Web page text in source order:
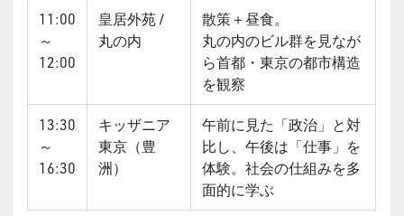
11:00
～
12:00
皇居外苑 /
丸の内
散策＋昼食。
丸の内のビル群を見なが
ら首都・東京の都市構造
を観察
13:30
～
16:30
キッザニア
東京（豊
洲）
午前に見た「政治」と対
比し、午後は「仕事」を
体験。社会の仕組みを多
面的に学ぶ